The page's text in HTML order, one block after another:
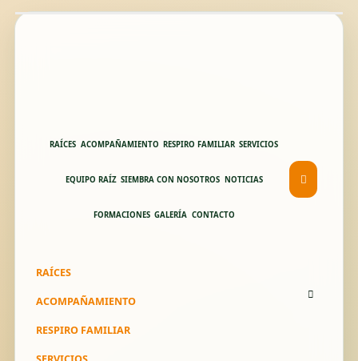
RAÍCES ACOMPAÑAMIENTO RESPIRO FAMILIAR SERVICIOS
EQUIPO RAÍZ SIEMBRA CON NOSOTROS NOTICIAS
FORMACIONES GALERÍA CONTACTO
RAÍCES
ACOMPAÑAMIENTO
RESPIRO FAMILIAR